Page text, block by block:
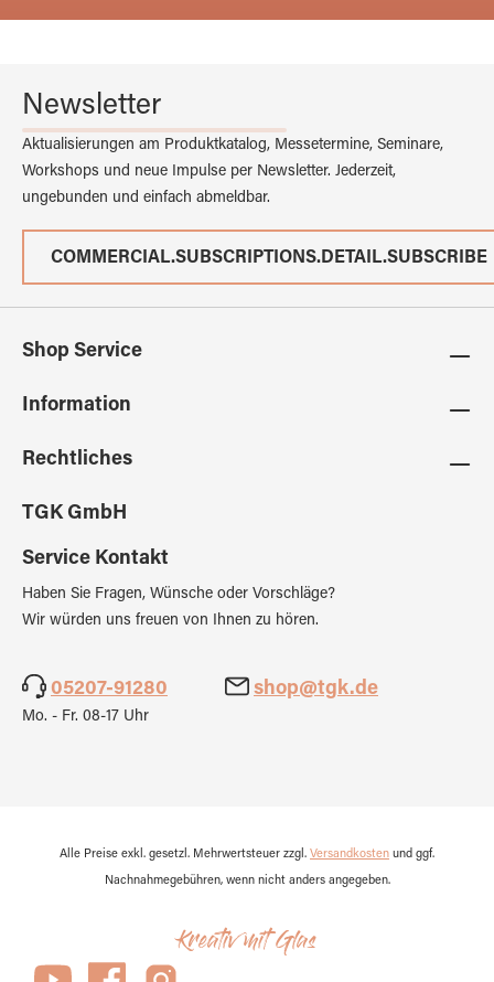
Newsletter
Aktualisierungen am Produktkatalog, Messetermine, Seminare,
Workshops und neue Impulse per Newsletter. Jederzeit,
ungebunden und einfach abmeldbar.
COMMERCIAL.SUBSCRIPTIONS.DETAIL.SUBSCRIBE
Shop Service
Information
Rechtliches
TGK GmbH
Service Kontakt
Haben Sie Fragen, Wünsche oder Vorschläge?
Wir würden uns freuen von Ihnen zu hören.
05207-91280 shop@tgk.de
Mo. - Fr. 08-17 Uhr
Alle Preise exkl. gesetzl. Mehrwertsteuer zzgl. Versandkosten und ggf.
Nachnahmegebühren, wenn nicht anders angegeben.
Kreativ mit Glas